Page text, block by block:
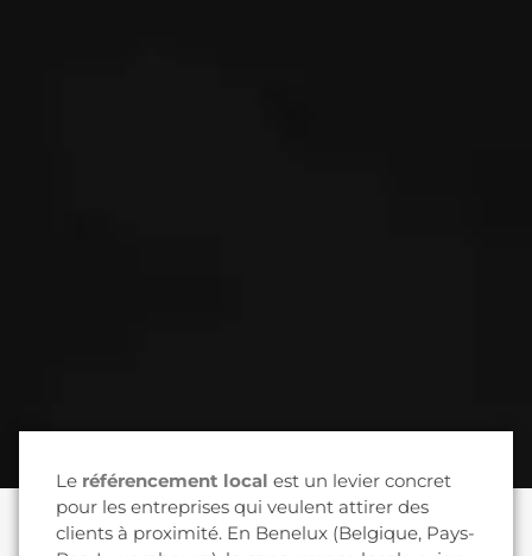
Le référencement local est un levier concret
pour les entreprises qui veulent attirer des
clients à proximité. En Benelux (Belgique, Pays-